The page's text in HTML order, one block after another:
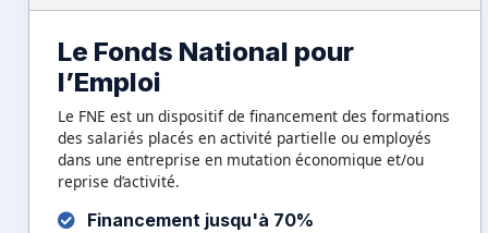
Le Fonds National pour
l’Emploi
Le FNE est un dispositif de financement des formations
des salariés placés en activité partielle ou employés
dans une entreprise en mutation économique et/ou
reprise d’activité.
Financement jusqu'à 70%